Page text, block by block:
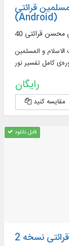
قرائتی
(Android)
محسن قرائتی
حجت الاسلام و المسلمین
کامل تفسیر نور
رایگان
مقایسه کنید
قابل دانلود
نسخه 2